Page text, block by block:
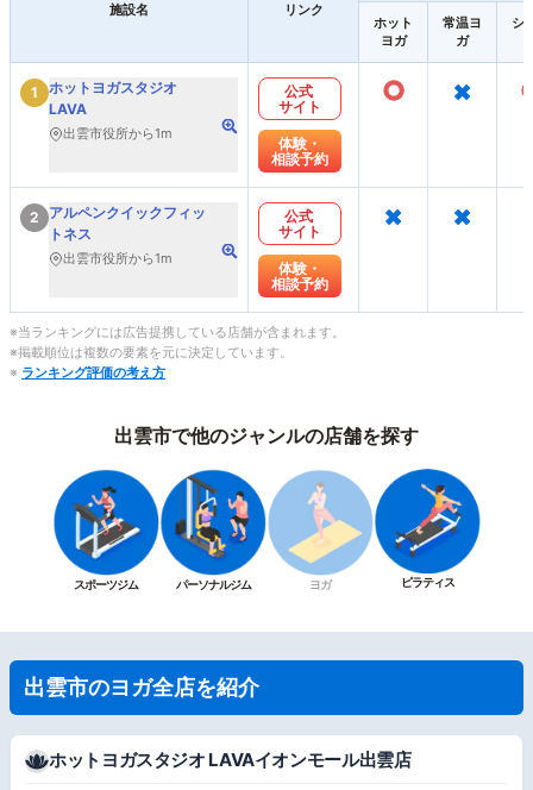
施設名 リンク
ホット
ヨガ
常温ヨ
ガ
シ
1
ホットヨガスタジオ
LAVA
出雲市役所から1m
公式
サイト
体験・
相談予約
○ ×
2
アルペンクイックフィッ
トネス
出雲市役所から1m
公式
サイト
体験・
相談予約
× ×
※当ランキングには広告提携している店舗が含まれます。
※掲載順位は複数の要素を元に決定しています。
※ ランキング評価の考え方
出雲市で他のジャンルの店舗を探す
スポーツジム パーソナルジム ヨガ ピラティス
出雲市のヨガ全店を紹介
ホットヨガスタジオ LAVAイオンモール出雲店